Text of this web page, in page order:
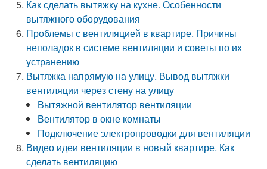
Как сделать вытяжку на кухне. Особенности
вытяжного оборудования
Проблемы с вентиляцией в квартире. Причины
неполадок в системе вентиляции и советы по их
устранению
Вытяжка напрямую на улицу. Вывод вытяжки
вентиляции через стену на улицу
Вытяжной вентилятор вентиляции
Вентилятор в окне комнаты
Подключение электропроводки для вентиляции
Видео идеи вентиляции в новый квартире. Как
сделать вентиляцию